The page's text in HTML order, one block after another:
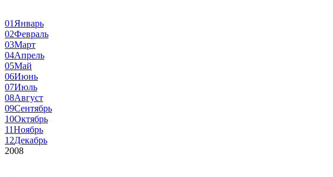
01 Январь
02Февраль
03Март
04Апрель
05Май
06Июнь
07Июль
08Август
09Сентябрь
10Октябрь
11Ноябрь
12Декабрь
2008